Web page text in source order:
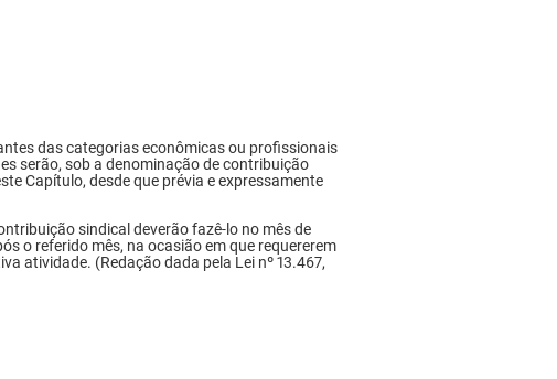
das categorias econômicas ou profissionais
serão, sob a denominação de contribuição
Capítulo, desde que prévia e expressamente
sindical deverão fazê-lo no mês de
o referido mês, na ocasião em que requererem
atividade. (Redação dada pela Lei nº 13.467,